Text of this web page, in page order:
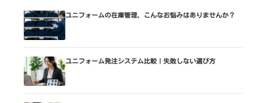
ユニフォームの在庫管理、こんなお悩みはありませんか？
ユニフォーム発注システム比較｜失敗しない選び方